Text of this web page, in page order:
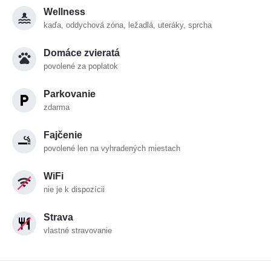
Wellness
kaďa, oddychová zóna, ležadlá, uteráky, sprcha
Domáce zvieratá
povolené za poplatok
Parkovanie
zdarma
Fajčenie
povolené len na vyhradených miestach
WiFi
nie je k dispozícii
Strava
vlastné stravovanie